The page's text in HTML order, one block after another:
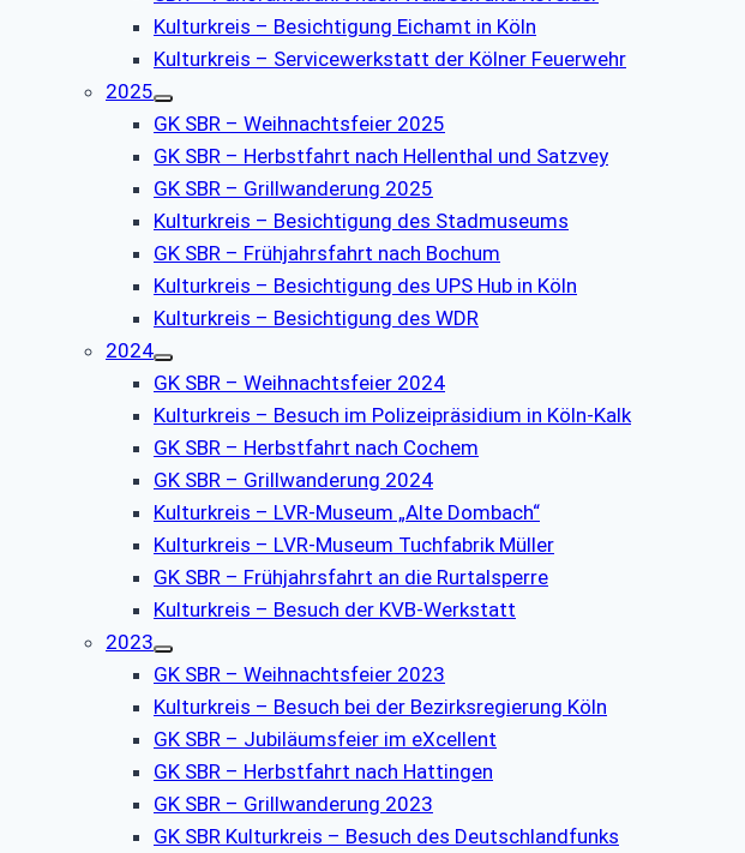
Kulturkreis – Besichtigung Eichamt in Köln
Kulturkreis – Servicewerkstatt der Kölner Feuerwehr
2025
GK SBR – Weihnachtsfeier 2025
GK SBR – Herbstfahrt nach Hellenthal und Satzvey
GK SBR – Grillwanderung 2025
Kulturkreis – Besichtigung des Stadmuseums
GK SBR – Frühjahrsfahrt nach Bochum
Kulturkreis – Besichtigung des UPS Hub in Köln
Kulturkreis – Besichtigung des WDR
2024
GK SBR – Weihnachtsfeier 2024
Kulturkreis – Besuch im Polizeipräsidium in Köln-Kalk
GK SBR – Herbstfahrt nach Cochem
GK SBR – Grillwanderung 2024
Kulturkreis – LVR-Museum „Alte Dombach“
Kulturkreis – LVR-Museum Tuchfabrik Müller
GK SBR – Frühjahrsfahrt an die Rurtalsperre
Kulturkreis – Besuch der KVB-Werkstatt
2023
GK SBR – Weihnachtsfeier 2023
Kulturkreis – Besuch bei der Bezirksregierung Köln
GK SBR – Jubiläumsfeier im eXcellent
GK SBR – Herbstfahrt nach Hattingen
GK SBR – Grillwanderung 2023
GK SBR Kulturkreis – Besuch des Deutschlandfunks